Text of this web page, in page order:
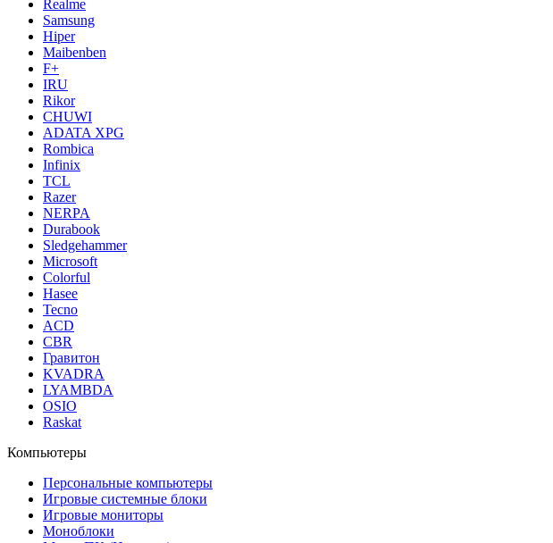
Realme
Samsung
Hiper
Maibenben
F+
IRU
Rikor
CHUWI
ADATA XPG
Rombica
Infinix
TCL
Razer
NERPA
Durabook
Sledgehammer
Microsoft
Colorful
Hasee
Tecno
ACD
CBR
Гравитон
KVADRA
LYAMBDA
OSIO
Raskat
Компьютеры
Персональные компьютеры
Игровые системные блоки
Игровые мониторы
Моноблоки